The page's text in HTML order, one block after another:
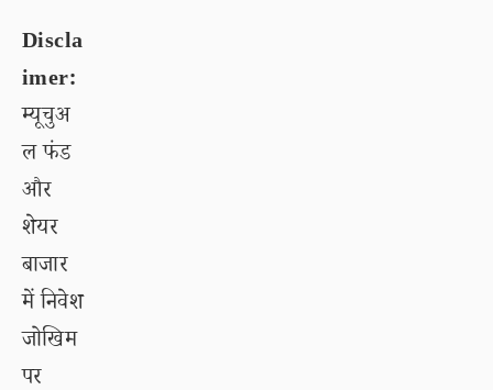
Discla
imer:
म्यूचुअ
ल फंड
और
शेयर
बाजार
में निवेश
जोखिम
पर